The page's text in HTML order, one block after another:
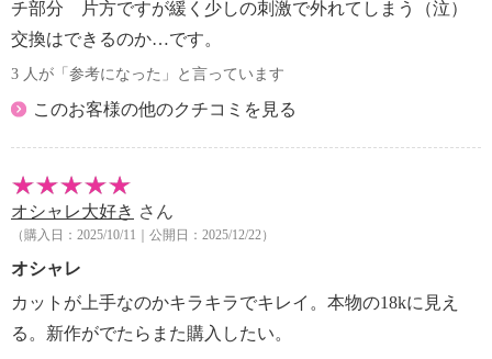
チ部分 片方ですが緩く少しの刺激で外れてしまう（泣）
交換はできるのか…です。
3 人が「参考になった」と言っています
このお客様の他のクチコミを見る
オシャレ大好き さん
（購入日：2025/10/11｜公開日：2025/12/22）
オシャレ
カットが上手なのかキラキラでキレイ。本物の18kに見え
る。新作がでたらまた購入したい。